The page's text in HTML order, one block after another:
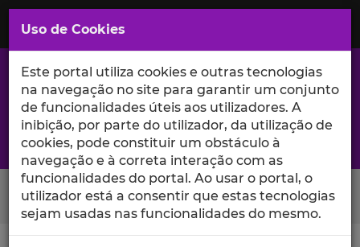
Saltar
para
Conteúdo
Principal
A excelência da investigação e ciência no Iscte
Search Button
Uso de Cookies
Este portal utiliza cookies e outras tecnologias
na navegação no site para garantir um conjunto
de funcionalidades úteis aos utilizadores. A
inibição, por parte do utilizador, da utilização de
cookies, pode constituir um obstáculo à
navegação e à correta interação com as
funcionalidades do portal. Ao usar o portal, o
utilizador está a consentir que estas tecnologias
sejam usadas nas funcionalidades do mesmo.